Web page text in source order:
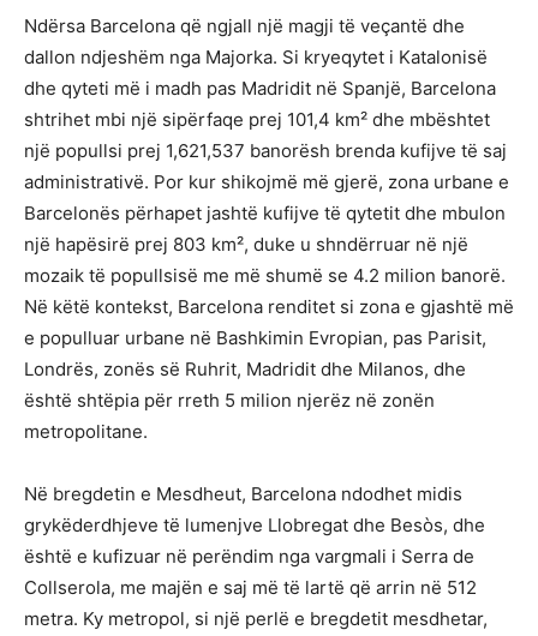
Ndërsa Barcelona që ngjall një magji të veçantë dhe
dallon ndjeshëm nga Majorka. Si kryeqytet i Katalonisë
dhe qyteti më i madh pas Madridit në Spanjë, Barcelona
shtrihet mbi një sipërfaqe prej 101,4 km² dhe mbështet
një popullsi prej 1,621,537 banorësh brenda kufijve të saj
administrativë. Por kur shikojmë më gjerë, zona urbane e
Barcelonës përhapet jashtë kufijve të qytetit dhe mbulon
një hapësirë prej 803 km², duke u shndërruar në një
mozaik të popullsisë me më shumë se 4.2 milion banorë.
Në këtë kontekst, Barcelona renditet si zona e gjashtë më
e populluar urbane në Bashkimin Evropian, pas Parisit,
Londrës, zonës së Ruhrit, Madridit dhe Milanos, dhe
është shtëpia për rreth 5 milion njerëz në zonën
metropolitane.
Në bregdetin e Mesdheut, Barcelona ndodhet midis
grykëderdhjeve të lumenjve Llobregat dhe Besòs, dhe
është e kufizuar në perëndim nga vargmali i Serra de
Collserola, me majën e saj më të lartë që arrin në 512
metra. Ky metropol, si një perlë e bregdetit mesdhetar,